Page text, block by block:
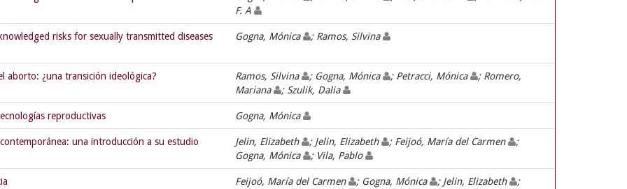
F. A
risks for sexually transmitted diseases Gogna, Mónica ; Ramos, Silvina
aborto: ¿una transición ideológica? Ramos, Silvina ; Gogna, Mónica ; Petracci, Mónica
; Romero,
Mariana
; Szulik, Dalia
reproductivas Gogna, Mónica
una introducción a su estudio Jelin, Elizabeth ; Jelin, Elizabeth ; Feijoó, María del Carmen
;
Gogna, Mónica
; Vila, Pablo
Feijoó, María del Carmen ; Gogna, Mónica ; Jelin, Elizabeth
;